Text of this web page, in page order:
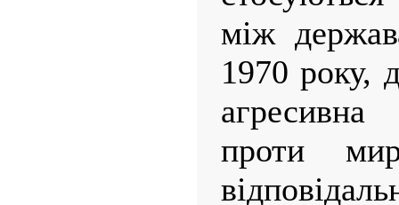
між
1970 року,
проти